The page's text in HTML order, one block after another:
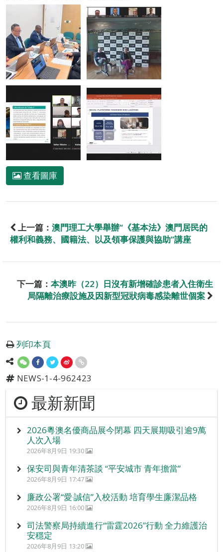
查看圖庫
上一篇： 澳門理工大學舉辦“《基本法》澳門居民的
權利和義務、國籍法、以及領事保護與協助”講座
下一篇： 本澳昨（22）日沒有新增確診患者入住衛生
局隔離治療設施及因新型冠狀病毒感染離世個案
列印本頁
NEWS-1-4-962423
最新新聞
2026粵澳名優商品展今閉幕 四天展期吸引逾9萬
人次入場
2026年8月9日 19:30
保安司與青年清茶談 “平安城市 青年擔當”
2026年8月9日 17:47
廉政公署“愛‧誠信”入校活動 培育學生廉潔品格
2026年8月9日 16:00
司法警察局持續進行“雷霆2026”行動 全力維護治
安穩定
2026年8月9日 13:20